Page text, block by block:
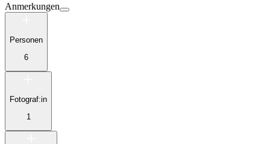
Anmerkungen
Personen
6
Fotograf:in
1